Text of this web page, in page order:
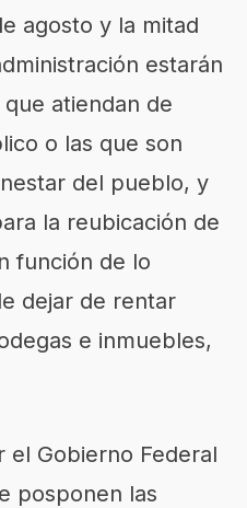
agosto y la mitad
estarán
atiendan de
o las que son
del pueblo, y
la reubicación de
función de lo
dejar de rentar
e inmuebles,
el Gobierno Federal
posponen las